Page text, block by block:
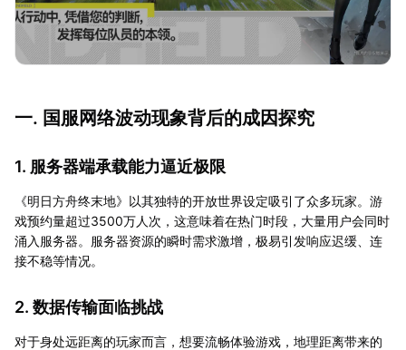
一. 国服网络波动现象背后的成因探究
1. 服务器端承载能力逼近极限
《明日方舟终末地》以其独特的开放世界设定吸引了众多玩家。游
戏预约量超过3500万人次，这意味着在热门时段，大量用户会同时
涌入服务器。服务器资源的瞬时需求激增，极易引发响应迟缓、连
接不稳等情况。
2. 数据传输面临挑战
对于身处远距离的玩家而言，想要流畅体验游戏，地理距离带来的